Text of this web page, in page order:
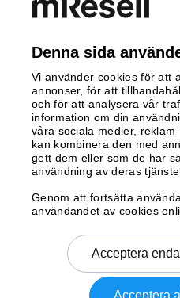
Denna sida
Vi använder cookies för att
annonser, för att
och för att analysera vår
information om din
våra sociala medier,
kan kombinera den med
gett dem eller som de har
användning av deras
Genom att fortsätta
användandet av cookies
Acceptera
Acceptera